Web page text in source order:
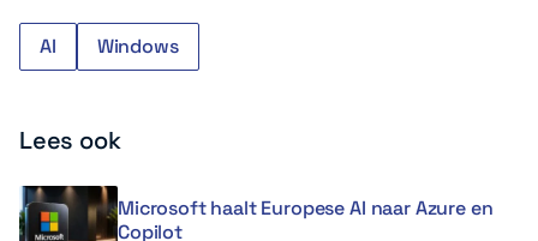
AI Windows
Lees ook
Microsoft haalt Europese AI naar Azure en
Copilot